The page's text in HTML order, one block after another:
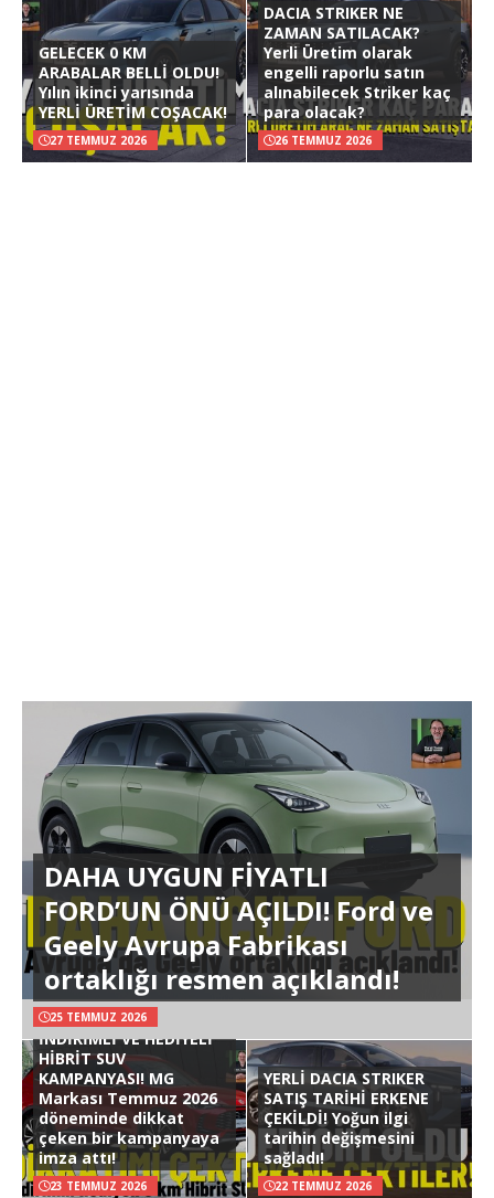
GELECEK 0 KM
ARABALAR BELLİ OLDU!
Yılın ikinci yarısında
YERLİ ÜRETİM COŞACAK!
27 TEMMUZ 2026
DACIA STRIKER NE
ZAMAN SATILACAK?
Yerli Üretim olarak
engelli raporlu satın
alınabilecek Striker kaç
para olacak?
26 TEMMUZ 2026
DAHA UYGUN FİYATLI
FORD’UN ÖNÜ AÇILDI! Ford ve
Geely Avrupa Fabrikası
ortaklığı resmen açıklandı!
25 TEMMUZ 2026
İNDİRİMLİ VE HEDİYELİ
HİBRİT SUV
KAMPANYASI! MG
Markası Temmuz 2026
döneminde dikkat
çeken bir kampanyaya
imza attı!
23 TEMMUZ 2026
YERLİ DACIA STRIKER
SATIŞ TARİHİ ERKENE
ÇEKİLDİ! Yoğun ilgi
tarihin değişmesini
sağladı!
22 TEMMUZ 2026